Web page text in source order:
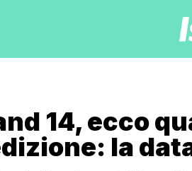
14, ecco
la